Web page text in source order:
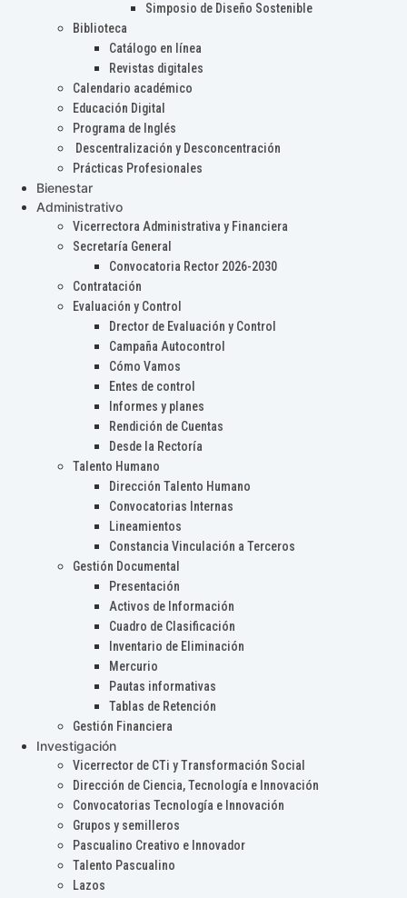
Simposio de Diseño Sostenible
Biblioteca
Catálogo en línea
Revistas digitales
Calendario académico
Educación Digital
Programa de Inglés
Descentralización y Desconcentración
Prácticas Profesionales
Bienestar
Administrativo
Vicerrectora Administrativa y Financiera
Secretaría General
Convocatoria Rector 2026-2030
Contratación
Evaluación y Control
Drector de Evaluación y Control
Campaña Autocontrol
Cómo Vamos
Entes de control
Informes y planes
Rendición de Cuentas
Desde la Rectoría
Talento Humano
Dirección Talento Humano
Convocatorias Internas
Lineamientos
Constancia Vinculación a Terceros
Gestión Documental
Presentación
Activos de Información
Cuadro de Clasificación
Inventario de Eliminación
Mercurio
Pautas informativas
Tablas de Retención
Gestión Financiera
Investigación
Vicerrector de CTi y Transformación Social
Dirección de Ciencia, Tecnología e Innovación
Convocatorias Tecnología e Innovación
Grupos y semilleros
Pascualino Creativo e Innovador
Talento Pascualino
Lazos